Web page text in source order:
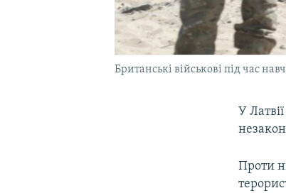
Британські військові під час
У
Проти